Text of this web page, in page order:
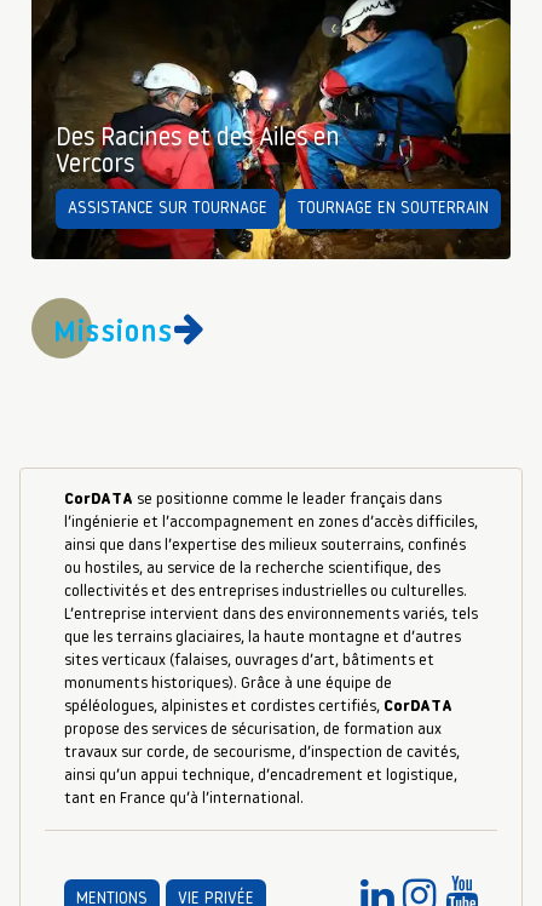
Des Racines et des Ailes en
Vercors
ASSISTANCE SUR TOURNAGE TOURNAGE EN SOUTERRAIN
Missions
CorDATA se positionne comme le leader français dans
l’ingénierie et l’accompagnement en zones d’accès difficiles,
ainsi que dans l’expertise des milieux souterrains, confinés
ou hostiles, au service de la recherche scientifique, des
collectivités et des entreprises industrielles ou culturelles.
L’entreprise intervient dans des environnements variés, tels
que les terrains glaciaires, la haute montagne et d’autres
sites verticaux (falaises, ouvrages d’art, bâtiments et
monuments historiques). Grâce à une équipe de
spéléologues, alpinistes et cordistes certifiés, CorDATA
propose des services de sécurisation, de formation aux
travaux sur corde, de secourisme, d’inspection de cavités,
ainsi qu’un appui technique, d’encadrement et logistique,
tant en France qu’à l’international.
MENTIONS VIE PRIVÉE